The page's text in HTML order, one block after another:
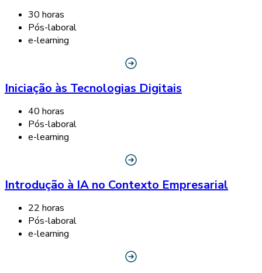
30 horas
Pós-laboral
e-learning
Iniciação às Tecnologias Digitais
40 horas
Pós-laboral
e-learning
Introdução à IA no Contexto Empresarial
22 horas
Pós-laboral
e-learning